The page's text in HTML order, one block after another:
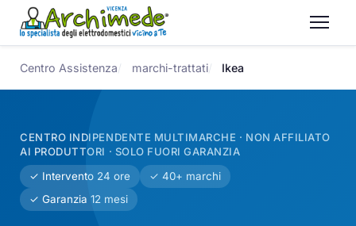
Centro Assistenza marchi-trattati Ikea
CENTRO INDIPENDENTE MULTIMARCHE · NON AFFILIATO
AI PRODUTTORI · SOLO FUORI GARANZIA
✓ Intervento 24 ore
✓ 40+ marchi
✓ Garanzia 12 mesi